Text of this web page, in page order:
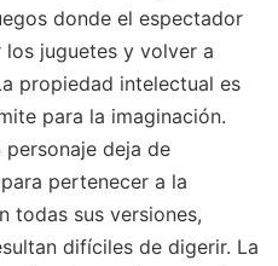
donde el espectador
juguetes y volver a
propiedad intelectual es
para la imaginación.
deja de
pertenecer a la
todas sus versiones,
difíciles de digerir. La